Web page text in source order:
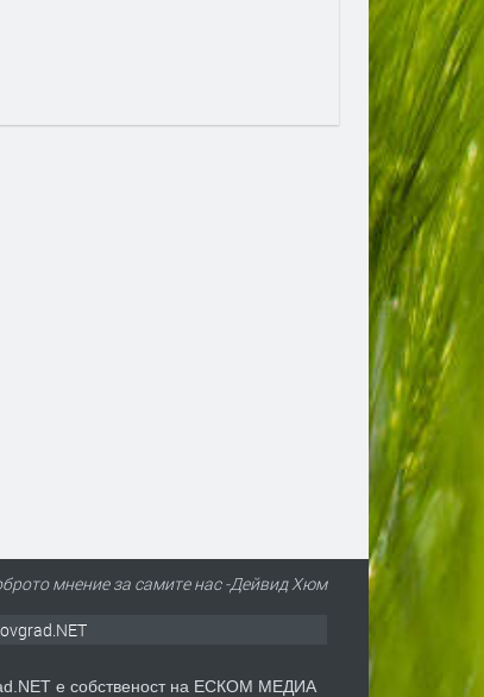
мнение за самите нас -Дейвид Хюм
е собственост на ЕСКОМ МЕДИА